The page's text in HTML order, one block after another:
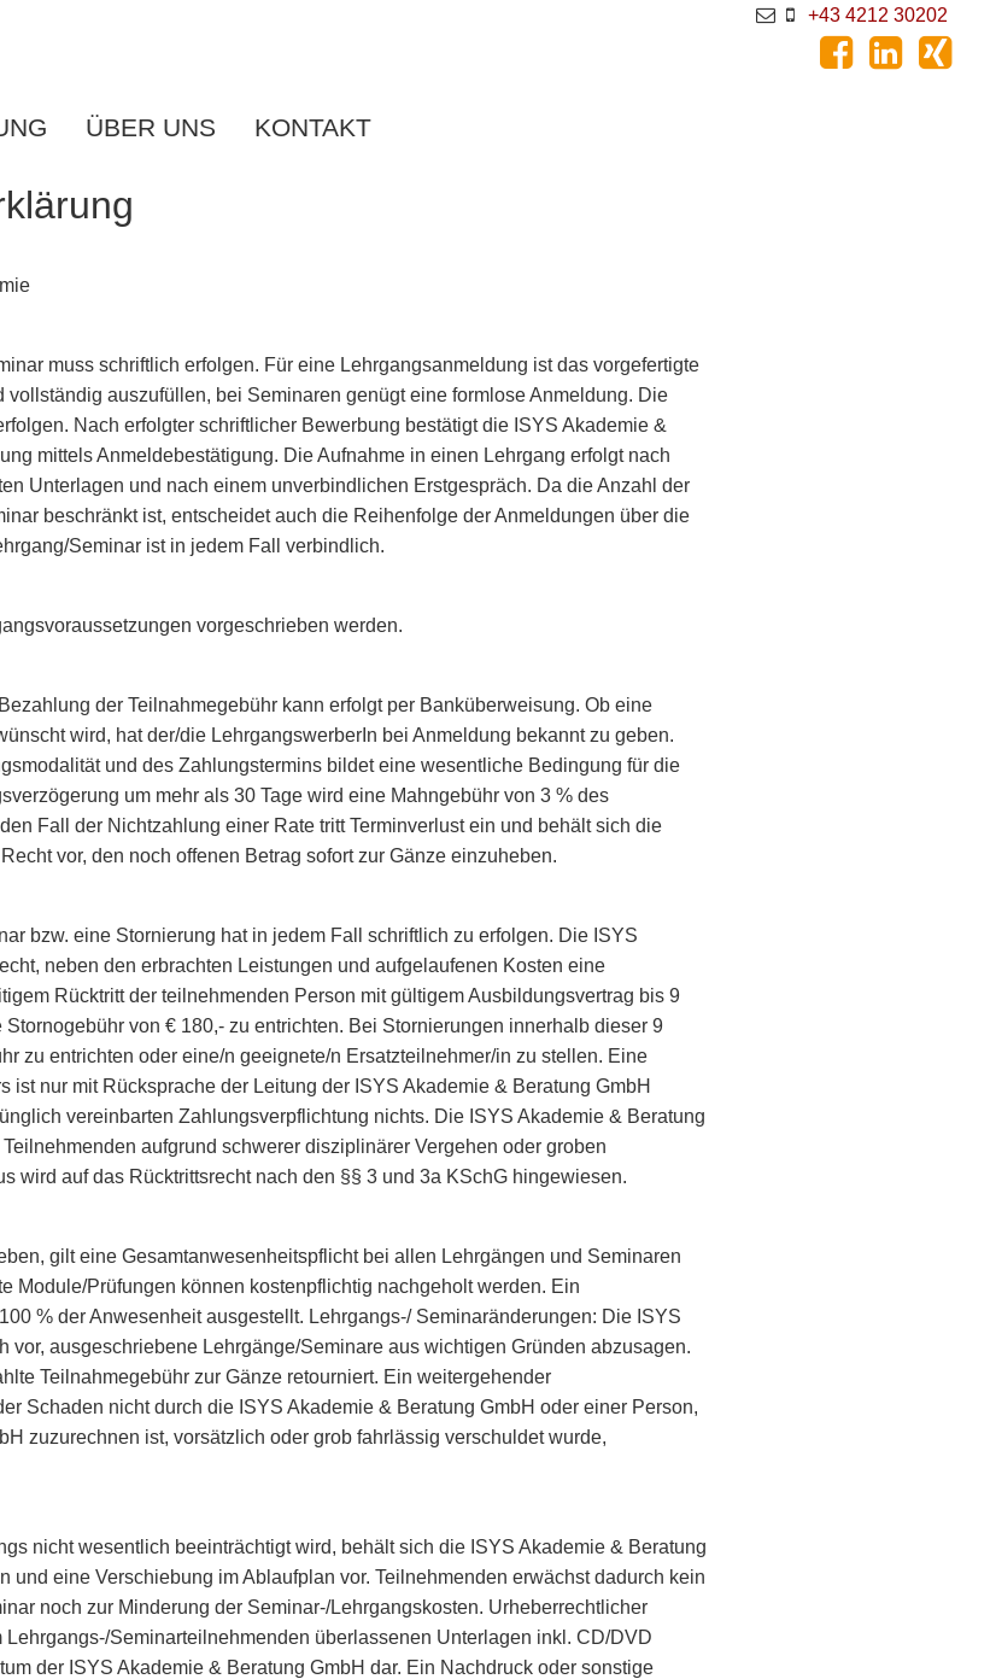
+43 4212 30202
ÜBER UNS KONTAKT
muss schriftlich erfolgen. Für eine Lehrgangsanmeldung ist das vorgefertigte
vollständig auszufüllen, bei Seminaren genügt eine formlose Anmeldung. Die
Nach erfolgter schriftlicher Bewerbung bestätigt die ISYS Akademie &
mittels Anmeldebestätigung. Die Aufnahme in einen Lehrgang erfolgt nach
Unterlagen und nach einem unverbindlichen Erstgespräch. Da die Anzahl der
beschränkt ist, entscheidet auch die Reihenfolge der Anmeldungen über die
Seminar ist in jedem Fall verbindlich.
vorgeschrieben werden.
der Teilnahmegebühr kann erfolgt per Banküberweisung. Ob eine
wird, hat der/die LehrgangswerberIn bei Anmeldung bekannt zu geben.
und des Zahlungstermins bildet eine wesentliche Bedingung für die
um mehr als 30 Tage wird eine Mahngebühr von 3 % des
Fall der Nichtzahlung einer Rate tritt Terminverlust ein und behält sich die
vor, den noch offenen Betrag sofort zur Gänze einzuheben.
bzw. eine Stornierung hat in jedem Fall schriftlich zu erfolgen. Die ISYS
neben den erbrachten Leistungen und aufgelaufenen Kosten eine
Rücktritt der teilnehmenden Person mit gültigem Ausbildungsvertrag bis 9
von € 180,- zu entrichten. Bei Stornierungen innerhalb dieser 9
zu entrichten oder eine/n geeignete/n Ersatzteilnehmer/in zu stellen. Eine
ist nur mit Rücksprache der Leitung der ISYS Akademie & Beratung GmbH
vereinbarten Zahlungsverpflichtung nichts. Die ISYS Akademie & Beratung
aufgrund schwerer disziplinärer Vergehen oder groben
wird auf das Rücktrittsrecht nach den §§ 3 und 3a KSchG hingewiesen.
gilt eine Gesamtanwesenheitspflicht bei allen Lehrgängen und Seminaren
Module/Prüfungen können kostenpflichtig nachgeholt werden. Ein
% der Anwesenheit ausgestellt. Lehrgangs-/ Seminaränderungen: Die ISYS
vor, ausgeschriebene Lehrgänge/Seminare aus wichtigen Gründen abzusagen.
Teilnahmegebühr zur Gänze retourniert. Ein weitergehender
Schaden nicht durch die ISYS Akademie & Beratung GmbH oder einer Person,
zuzurechnen ist, vorsätzlich oder grob fahrlässig verschuldet wurde,
nicht wesentlich beeinträchtigt wird, behält sich die ISYS Akademie & Beratung
und eine Verschiebung im Ablaufplan vor. Teilnehmenden erwächst dadurch kein
noch zur Minderung der Seminar-/Lehrgangskosten. Urheberrechtlicher
Seminarteilnehmenden überlassenen Unterlagen inkl. CD/DVD
der ISYS Akademie & Beratung GmbH dar. Ein Nachdruck oder sonstige